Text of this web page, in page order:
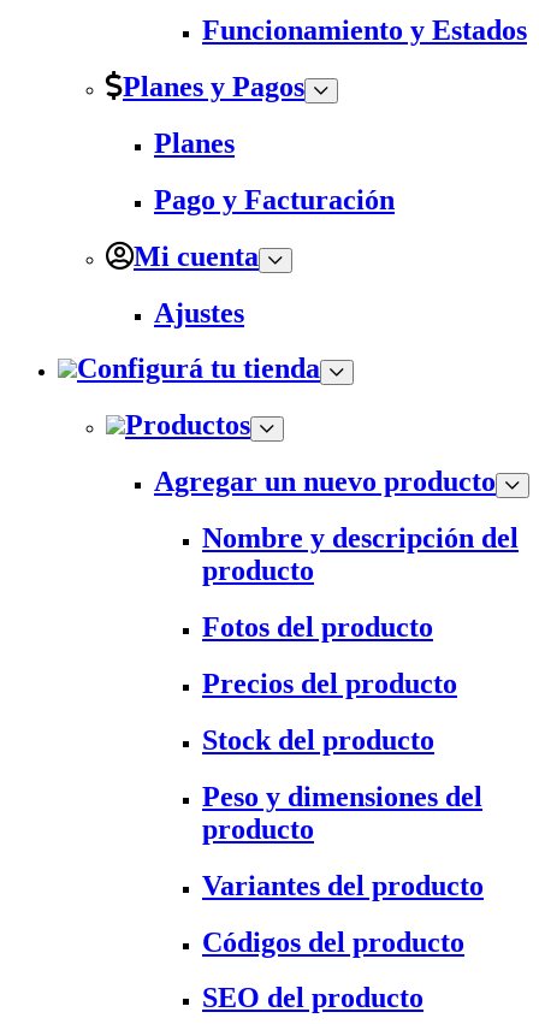
Funcionamiento y Estados
Planes y Pagos
Planes
Pago y Facturación
Mi cuenta
Ajustes
Configurá tu tienda
Productos
Agregar un nuevo producto
Nombre y descripción del
producto
Fotos del producto
Precios del producto
Stock del producto
Peso y dimensiones del
producto
Variantes del producto
Códigos del producto
SEO del producto